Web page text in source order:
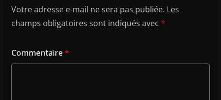
Votre adresse e-mail ne sera pas publiée. Les
champs obligatoires sont indiqués avec *
Commentaire*